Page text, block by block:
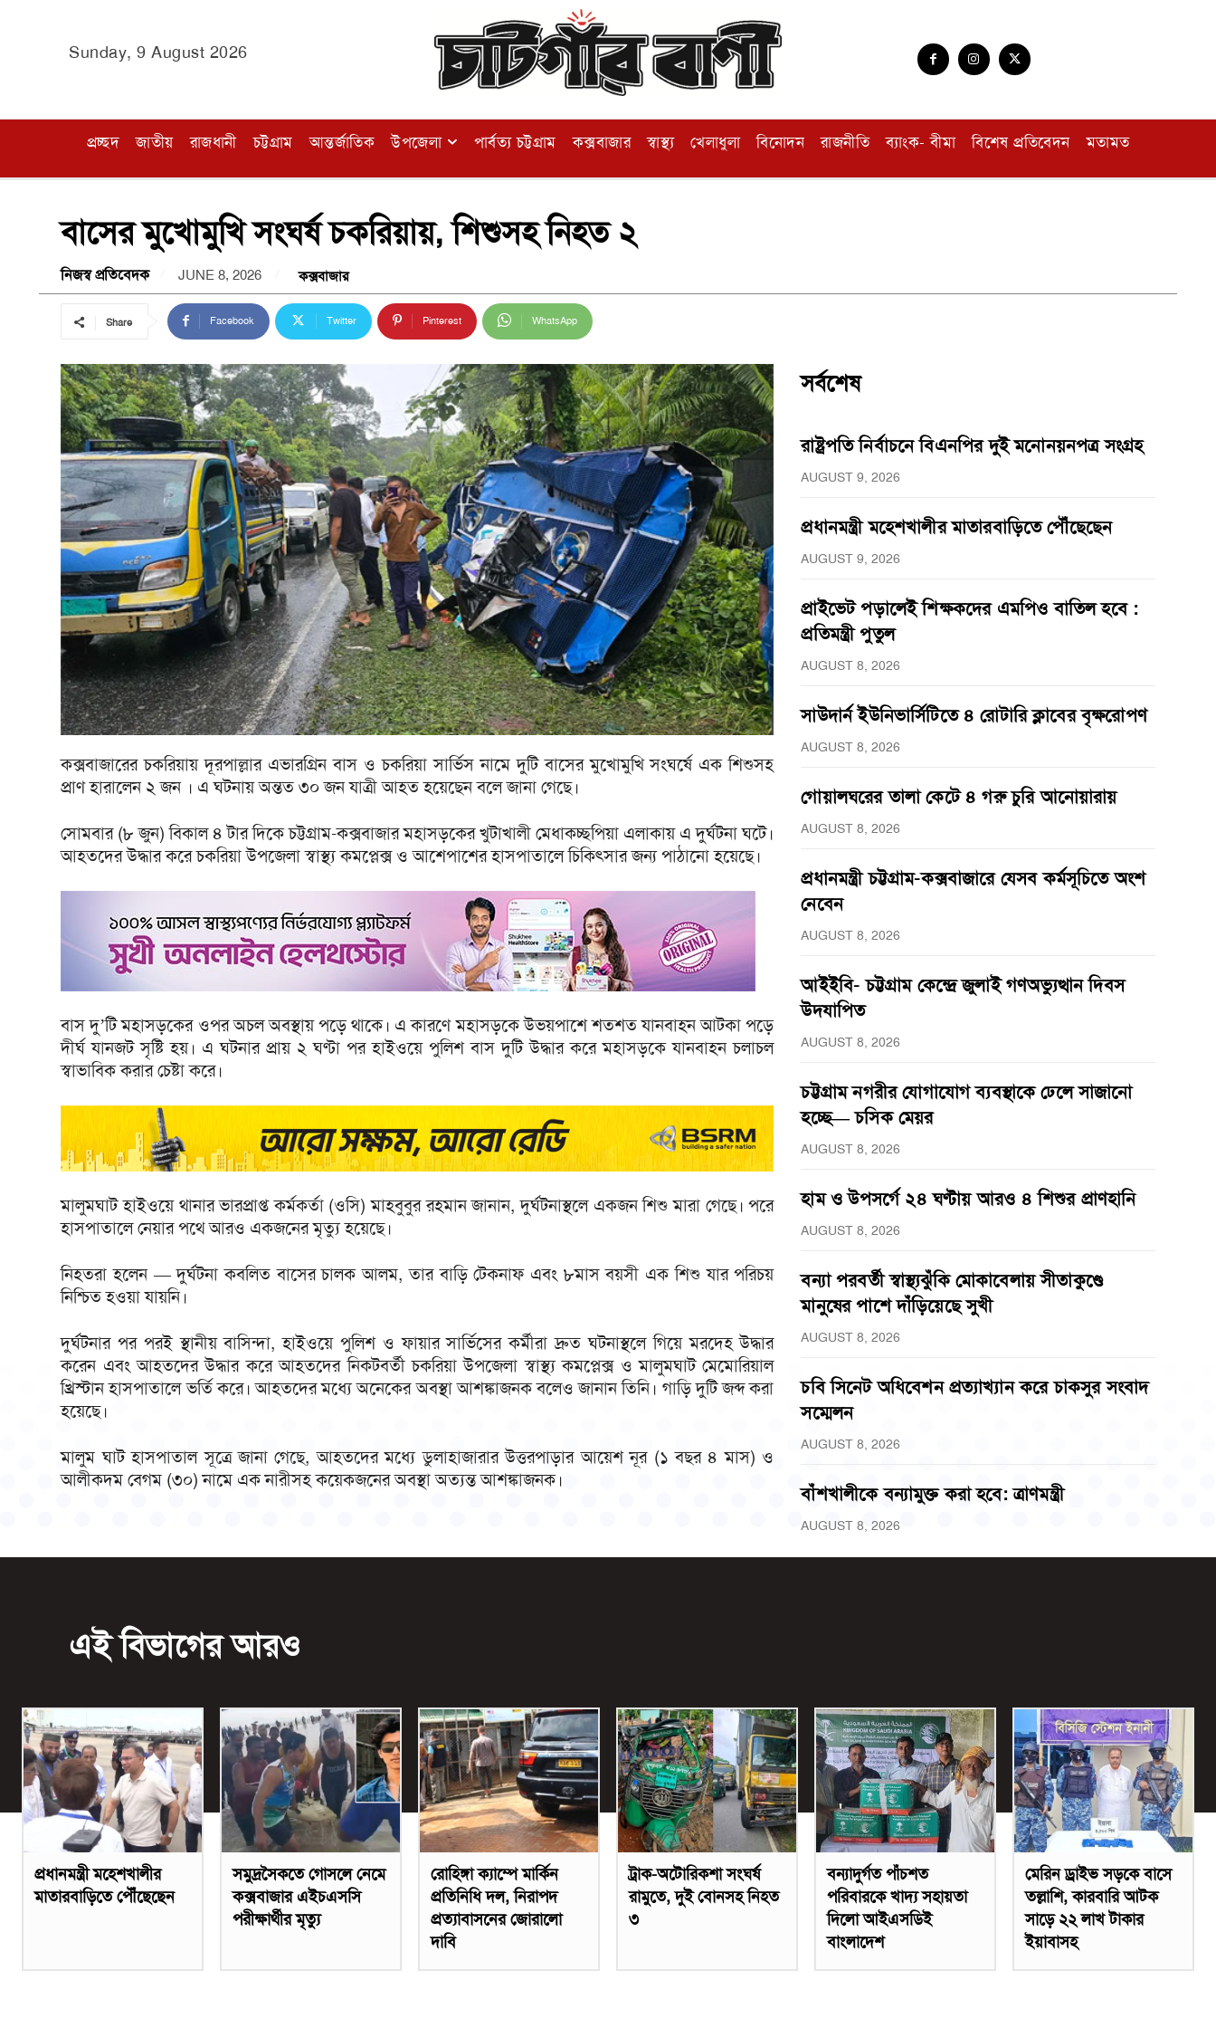
Sunday, 9 August 2026
প্রচ্ছদ জাতীয় রাজধানী চট্টগ্রাম আন্তর্জাতিক উপজেলা পার্বত্য চট্টগ্রাম কক্সবাজার স্বাস্থ্য খেলাধুলা বিনোদন রাজনীতি ব্যাংক- বীমা বিশেষ প্রতিবেদন মতামত
বাসের মুখোমুখি সংঘর্ষ চকরিয়ায়, শিশুসহ নিহত ২
নিজস্ব প্রতিবেদক JUNE 8, 2026 কক্সবাজার
Share Facebook Twitter Pinterest WhatsApp
কক্সবাজারের চকরিয়ায় দূরপাল্লার এভারগ্রিন বাস ও চকরিয়া সার্ভিস নামে দুটি বাসের মুখোমুখি সংঘর্ষে এক শিশুসহ
প্রাণ হারালেন ২ জন । এ ঘটনায় অন্তত ৩০ জন যাত্রী আহত হয়েছেন বলে জানা গেছে।
সোমবার (৮ জুন) বিকাল ৪ টার দিকে চট্টগ্রাম-কক্সবাজার মহাসড়কের খুটাখালী মেধাকচ্ছপিয়া এলাকায় এ দুর্ঘটনা ঘটে।
আহতদের উদ্ধার করে চকরিয়া উপজেলা স্বাস্থ্য কমপ্লেক্স ও আশেপাশের হাসপাতালে চিকিৎসার জন্য পাঠানো হয়েছে।
বাস দু’টি মহাসড়কের ওপর অচল অবস্থায় পড়ে থাকে। এ কারণে মহাসড়কে উভয়পাশে শতশত যানবাহন আটকা পড়ে
দীর্ঘ যানজট সৃষ্টি হয়। এ ঘটনার প্রায় ২ ঘণ্টা পর হাইওয়ে পুলিশ বাস দুটি উদ্ধার করে মহাসড়কে যানবাহন চলাচল
স্বাভাবিক করার চেষ্টা করে।
মালুমঘাট হাইওয়ে থানার ভারপ্রাপ্ত কর্মকর্তা (ওসি) মাহবুবুর রহমান জানান, দুর্ঘটনাস্থলে একজন শিশু মারা গেছে। পরে
হাসপাতালে নেয়ার পথে আরও একজনের মৃত্যু হয়েছে।
​নিহতরা হলেন — দুর্ঘটনা কবলিত বাসের চালক আলম, তার বাড়ি টেকনাফ এবং ৮মাস বয়সী এক শিশু যার পরিচয়
নিশ্চিত হওয়া যায়নি।
​​দুর্ঘটনার পর পরই স্থানীয় বাসিন্দা, হাইওয়ে পুলিশ ও ফায়ার সার্ভিসের কর্মীরা দ্রুত ঘটনাস্থলে গিয়ে মরদেহ উদ্ধার
করেন এবং আহতদের উদ্ধার করে আহতদের নিকটবর্তী চকরিয়া উপজেলা স্বাস্থ্য কমপ্লেক্স ও মালুমঘাট মেমোরিয়াল
খ্রিস্টান হাসপাতালে ভর্তি করে। আহতদের মধ্যে অনেকের অবস্থা আশঙ্কাজনক বলেও জানান তিনি। গাড়ি দুটি জব্দ করা
হয়েছে।
মালুম ঘাট হাসপাতাল সূত্রে জানা গেছে, আহতদের মধ্যে ডুলাহাজারার উত্তরপাড়ার আয়েশ নূর (১ বছর ৪ মাস) ও
আলীকদম বেগম (৩০) নামে এক নারীসহ কয়েকজনের অবস্থা অত্যন্ত আশঙ্কাজনক।
সর্বশেষ
রাষ্ট্রপতি নির্বাচনে বিএনপির দুই মনোনয়নপত্র সংগ্রহ
AUGUST 9, 2026
প্রধানমন্ত্রী মহেশখালীর মাতারবাড়িতে পৌঁছেছেন
AUGUST 9, 2026
প্রাইভেট পড়ালেই শিক্ষকদের এমপিও বাতিল হবে :
প্রতিমন্ত্রী পুতুল
AUGUST 8, 2026
সাউদার্ন ইউনিভার্সিটিতে ৪ রোটারি ক্লাবের বৃক্ষরোপণ
AUGUST 8, 2026
গোয়ালঘরের তালা কেটে ৪ গরু চুরি আনোয়ারায়
AUGUST 8, 2026
প্রধানমন্ত্রী চট্টগ্রাম-কক্সবাজারে যেসব কর্মসূচিতে অংশ
নেবেন
AUGUST 8, 2026
আইইবি- চট্টগ্রাম কেন্দ্রে জুলাই গণঅভ্যুত্থান দিবস
উদযাপিত
AUGUST 8, 2026
চট্টগ্রাম নগরীর যোগাযোগ ব্যবস্থাকে ঢেলে সাজানো
হচ্ছে— চসিক মেয়র
AUGUST 8, 2026
হাম ও উপসর্গে ২৪ ঘণ্টায় আরও ৪ শিশুর প্রাণহানি
AUGUST 8, 2026
বন্যা পরবর্তী স্বাস্থ্যঝুঁকি মোকাবেলায় সীতাকুণ্ডে
মানুষের পাশে দাঁড়িয়েছে সুখী
AUGUST 8, 2026
চবি সিনেট অধিবেশন প্রত্যাখ্যান করে চাকসুর সংবাদ
সম্মেলন
AUGUST 8, 2026
বাঁশখালীকে বন্যামুক্ত করা হবে: ত্রাণমন্ত্রী
AUGUST 8, 2026
এই বিভাগের আরও
প্রধানমন্ত্রী মহেশখালীর
মাতারবাড়িতে পৌঁছেছেন
সমুদ্রসৈকতে গোসলে নেমে
কক্সবাজার এইচএসসি
পরীক্ষার্থীর মৃত্যু
রোহিঙ্গা ক্যাম্পে মার্কিন
প্রতিনিধি দল, নিরাপদ
প্রত্যাবাসনের জোরালো
দাবি
ট্রাক-অটোরিকশা সংঘর্ষ
রামুতে, দুই বোনসহ নিহত
৩
বন্যাদুর্গত পাঁচশত
পরিবারকে খাদ্য সহায়তা
দিলো আইএসডিই
বাংলাদেশ
মেরিন ড্রাইভ সড়কে বাসে
তল্লাশি, কারবারি আটক
সাড়ে ২২ লাখ টাকার
ইয়াবাসহ